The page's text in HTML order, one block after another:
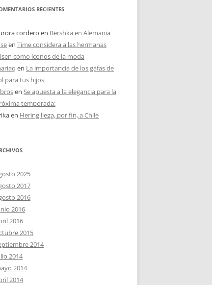
RECIENTES
cordero en Bershka en Alemania
en Time considera a las hermanas
como íconos de la moda
en La importancia de los gafas de
para tus hijos
en Se apuesta a la elegancia para la
temporada:
en Hering llega, por fin, a Chile
2025
2017
2016
2016
2016
2015
2014
2014
2014
2014